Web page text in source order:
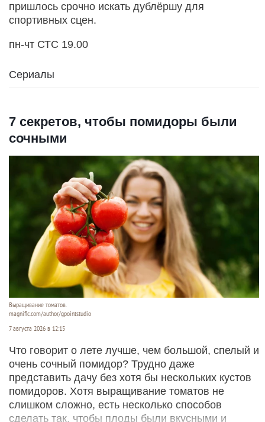
пришлось срочно искать дублёршу для
спортивных сцен.
пн-чт СТС 19.00
Сериалы
7 секретов, чтобы помидоры были
сочными
Выращивание томатов.
magnific.com/author/gpointstudio
7 августа 2026 в 12:15
Что говорит о лете лучше, чем большой, спелый и
очень сочный помидор? Трудно даже
представить дачу без хотя бы нескольких кустов
помидоров. Хотя выращивание томатов не
слишком сложно, есть несколько способов
сделать так, чтобы плоды были вкусными и